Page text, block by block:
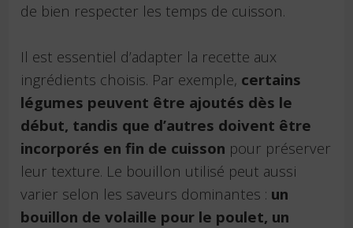
de bien respecter les temps de cuisson.
Il est essentiel d’adapter la recette aux
ingrédients choisis. Par exemple, certains
légumes peuvent être ajoutés dès le
début, tandis que d’autres doivent être
incorporés en fin de cuisson pour préserver
leur texture. Le bouillon utilisé peut aussi
varier selon les saveurs dominantes : un
bouillon de volaille pour le poulet, un